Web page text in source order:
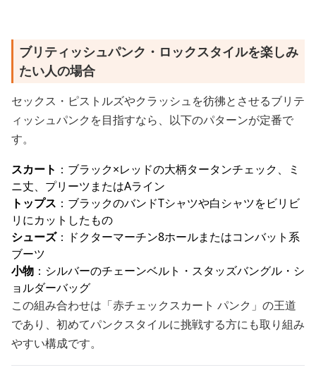
ブリティッシュパンク・ロックスタイルを楽しみ
たい人の場合
セックス・ピストルズやクラッシュを彷彿とさせるブリテ
ィッシュパンクを目指すなら、以下のパターンが定番で
す。
スカート ：ブラック×レッドの大柄タータンチェック、ミ
ニ丈、プリーツまたはAライン
トップス ：ブラックのバンドTシャツや白シャツをビリビ
リにカットしたもの
シューズ：ドクターマーチン8ホールまたはコンバット系
ブーツ
小物 ：シルバーのチェーンベルト・スタッズバングル・シ
ョルダーバッグ
この組み合わせは「赤チェックスカート パンク」の王道
であり、初めてパンクスタイルに挑戦する方にも取り組み
やすい構成です。